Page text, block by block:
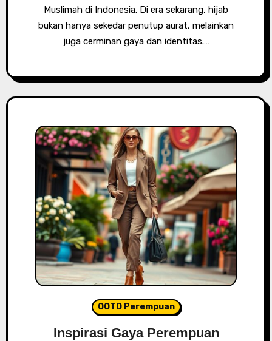
Muslimah di Indonesia. Di era sekarang, hijab
bukan hanya sekedar penutup aurat, melainkan
juga cerminan gaya dan identitas.…
OOTD Perempuan
Inspirasi Gaya Perempuan